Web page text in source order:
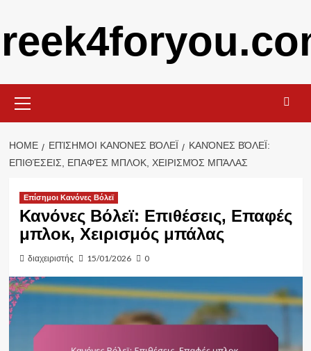
content
Menu
HOME ΕΠΊΣΗΜΟΙ ΚΑΝΌΝΕΣ ΒΌΛΕΪ
ΚΑΝΌΝΕΣ ΒΌΛΕΪ:
ΕΠΙΘΈΣΕΙΣ, ΕΠΑΦΈΣ ΜΠΛΟΚ, ΧΕΙΡΙΣΜΌΣ ΜΠΆΛΑΣ
Επίσημοι Κανόνες Βόλεϊ
Κανόνες Βόλεϊ: Επιθέσεις, Επαφές
μπλοκ, Χειρισμός μπάλας
διαχειριστής 15/01/2026 0